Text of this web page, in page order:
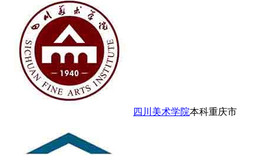
四川美术学院本科重庆市